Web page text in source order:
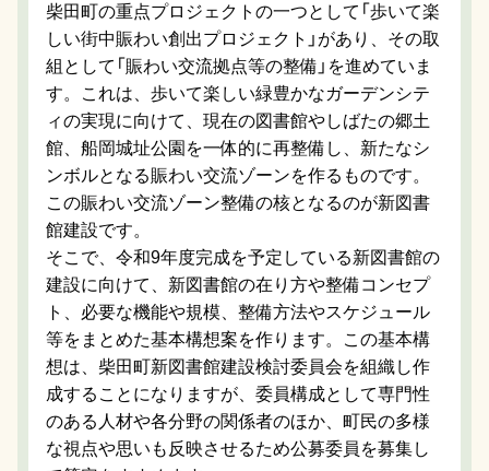
柴田町の重点プロジェクトの一つとして「歩いて楽
しい街中賑わい創出プロジェクト」があり、その取
組として「賑わい交流拠点等の整備」を進めていま
す。これは、歩いて楽しい緑豊かなガーデンシテ
ィの実現に向けて、現在の図書館やしばたの郷土
館、船岡城址公園を一体的に再整備し、新たなシ
ンボルとなる賑わい交流ゾーンを作るものです。
この賑わい交流ゾーン整備の核となるのが新図書
館建設です。
そこで、令和9年度完成を予定している新図書館の
建設に向けて、新図書館の在り方や整備コンセプ
ト、必要な機能や規模、整備方法やスケジュール
等をまとめた基本構想案を作ります。この基本構
想は、柴田町新図書館建設検討委員会を組織し作
成することになりますが、委員構成として専門性
のある人材や各分野の関係者のほか、町民の多様
な視点や思いも反映させるため公募委員を募集し